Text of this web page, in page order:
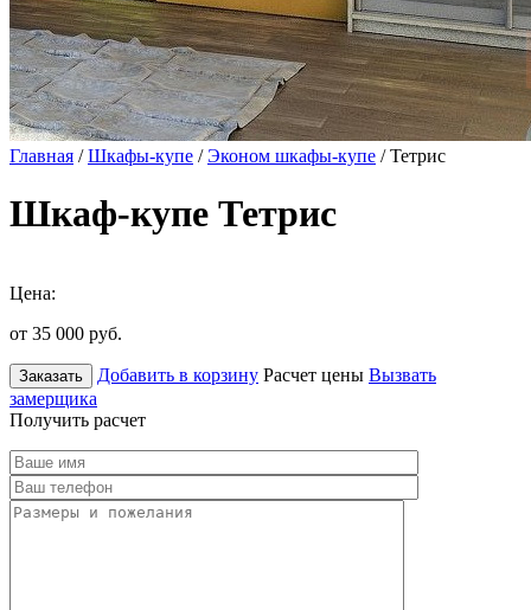
Главная /Шкафы-купе /Эконом шкафы-купе / Тетрис
Шкаф-купе Тетрис
Цена:
от 35 000 руб.
Заказать Добавить в корзину Расчет цены Вызвать
замерщика
Получить расчет